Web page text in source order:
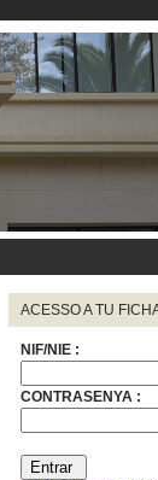
ACESSO A TU
NIF/NIE :
CONTRASENYA :